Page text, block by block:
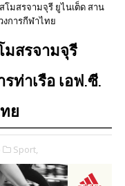
มสรจามจุรี ยูไนเต็ด สาน
การกีฬาไทย
มสรจามจุรี
ท่าเรือ เอฟ.ซี.
ย
Sport,